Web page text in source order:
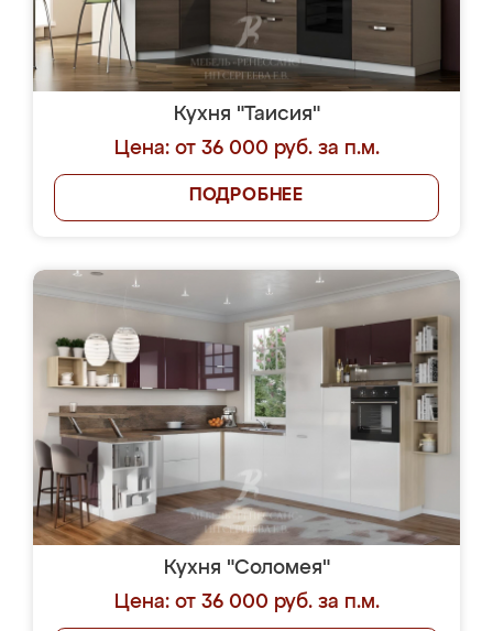
Кухня "Таисия"
Цена: от 36 000 руб. за п.м.
ПОДРОБНЕЕ
Кухня "Соломея"
Цена: от 36 000 руб. за п.м.